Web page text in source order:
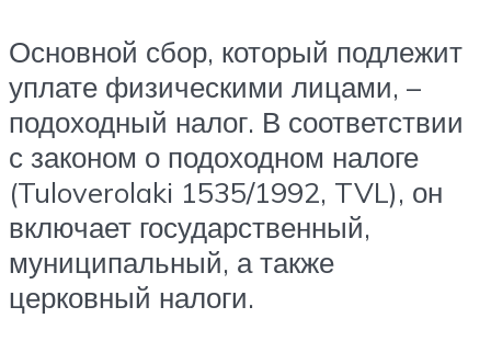
Основной сбор, который подлежит
уплате физическими лицами, –
подоходный налог. В соответствии
с законом о подоходном налоге
(Tuloverolaki 1535/1992, TVL), он
включает государственный,
муниципальный, а также
церковный налоги.